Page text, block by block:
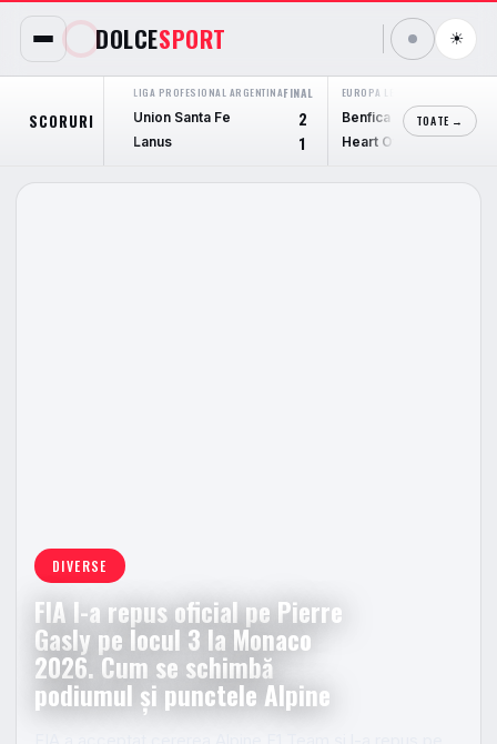
DOLCESPORT ☀
SCORURI
LIGA PROFESIONAL ARGENTINAFINAL
Union Santa Fe
2
Lanus 1
EUROPA LEAGUE
Benfica
6
Heart Of Midlothian
TOATE →
DIVERSE
FIA l-a repus oficial pe Pierre
Gasly pe locul 3 la Monaco
2026. Cum se schimbă
podiumul și punctele Alpine